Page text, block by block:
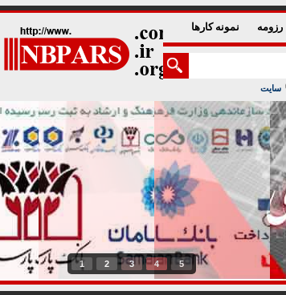
رزومه نمونه کارها
سایت
1 2 3 4 5